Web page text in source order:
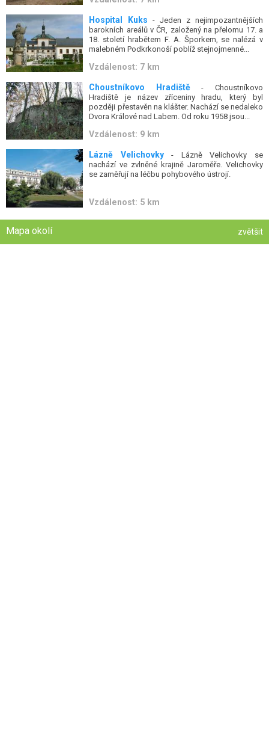
Hospital Kuks - Jeden z nejimpozantnějších
barokních areálů v ČR, založený na přelomu 17. a
18. století hrabětem F. A. Šporkem, se nalézá v
malebném Podkrkonoší poblíž stejnojmenné...
Vzdálenost: 7 km
Choustníkovo Hradiště- Choustníkovo
Hradiště je název zříceniny hradu, který byl
později přestavěn na klášter. Nachází se nedaleko
Dvora Králové nad Labem. Od roku 1958 jsou...
Vzdálenost: 9 km
Lázně Velichovky- Lázně Velichovky se
nachází ve zvlněné krajině Jaroměře. Velichovky
se zaměřují na léčbu pohybového ústrojí.
Vzdálenost: 5 km
Mapa okolí zvětšit